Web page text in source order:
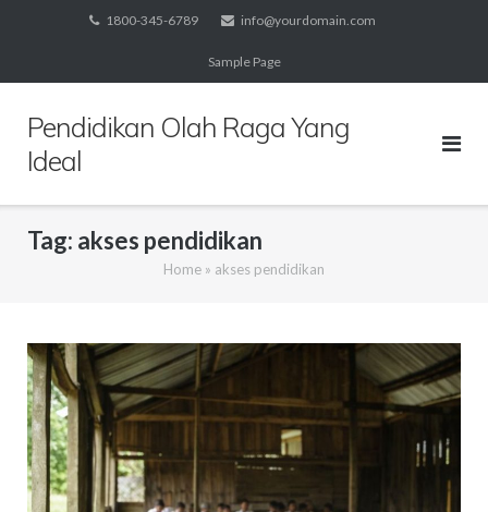
1800-345-6789 info@yourdomain.com
Sample Page
Pendidikan Olah Raga Yang
Ideal
Tag: akses pendidikan
Home » akses pendidikan